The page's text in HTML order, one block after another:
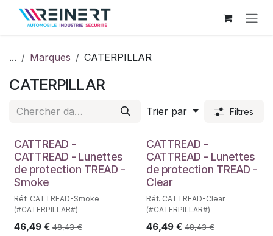
Se rendre au contenu
... Marques CATERPILLAR
CATERPILLAR
Trier par Filtres
CATTREAD -
CATTREAD - Lunettes
de protection TREAD -
Smoke
Réf. CATTREAD-Smoke
(#CATERPILLAR#)
46,49 € 48,43€
CATTREAD -
CATTREAD - Lunettes
de protection TREAD -
Clear
Réf. CATTREAD-Clear
(#CATERPILLAR#)
46,49€ 48,43€